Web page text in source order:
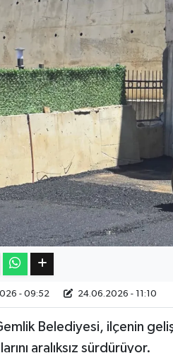
- 09:52 24.06.2026 - 11:10
Belediyesi, ilçenin
aralıksız sürdürüyor.